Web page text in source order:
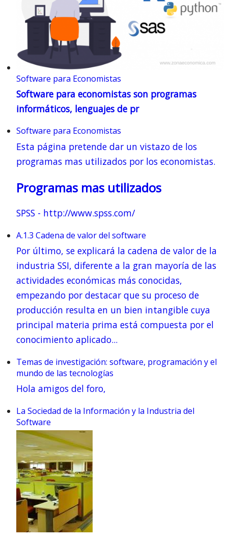
Software para Economistas
Software para economistas son programas
informáticos, lenguajes de pr
Software para Economistas
Esta página pretende dar un vistazo de los
programas mas utilizados por los economistas.
Programas mas utilizados
SPSS - http://www.spss.com/
A.1.3 Cadena de valor del software
Por último, se explicará la cadena de valor de la
industria SSI, diferente a la gran mayoría de las
actividades económicas más conocidas,
empezando por destacar que su proceso de
producción resulta en un bien intangible cuya
principal materia prima está compuesta por el
conocimiento aplicado...
Temas de investigación: software, programación y el
mundo de las tecnologías
Hola amigos del foro,
La Sociedad de la Información y la Industria del
Software